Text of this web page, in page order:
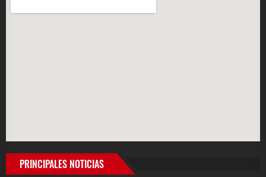
PRINCIPALES NOTICIAS